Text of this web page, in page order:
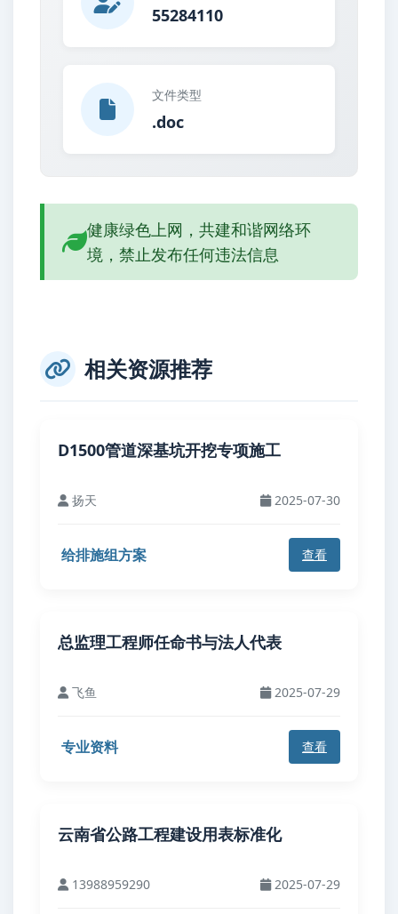
55284110
文件类型
.doc
健康绿色上网，共建和谐网络环
境，禁止发布任何违法信息
相关资源推荐
D1500管道深基坑开挖专项施工
扬天 2025-07-30
给排施组方案 查看
总监理工程师任命书与法人代表
飞鱼 2025-07-29
专业资料 查看
云南省公路工程建设用表标准化
13988959290 2025-07-29